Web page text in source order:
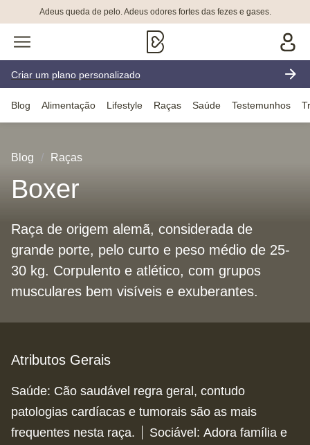
Adeus queda de pelo. Adeus odores fortes das fezes e gases.
Criar um plano personalizado
Blog Alimentação Lifestyle Raças Saúde Testemunhos
Blog Raças
Boxer
Raça de origem alemã, considerada de
grande porte, pelo curto e peso médio de 25-
30 kg. Corpulento e atlético, com grupos
musculares bem visíveis e exuberantes.
Atributos Gerais
Saúde: Cão saudável regra geral, contudo
patologias cardíacas e tumorais são as mais
frequentes nesta raça.
Sociável : Adora família e